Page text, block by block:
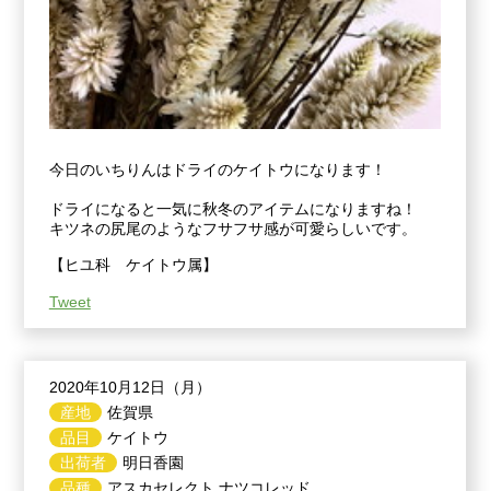
今日のいちりんはドライのケイトウになります！
ドライになると一気に秋冬のアイテムになりますね！
キツネの尻尾のようなフサフサ感が可愛らしいです。
【ヒユ科 ケイトウ属】
Tweet
2020年10月12日（月）
産地
佐賀県
品目
ケイトウ
出荷者
明日香園